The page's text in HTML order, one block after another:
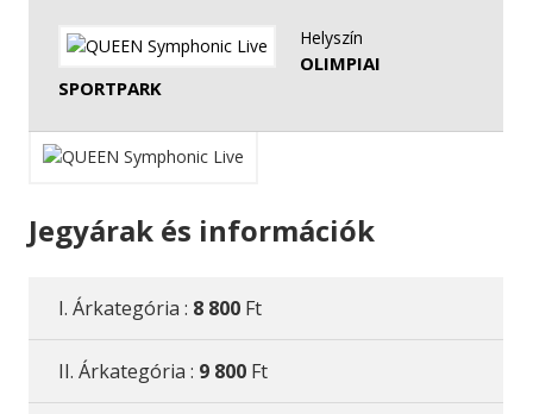
Helyszín
OLIMPIAI
SPORTPARK
Jegyárak és információk
I. Árkategória : 8 800 Ft
II. Árkategória : 9 800 Ft